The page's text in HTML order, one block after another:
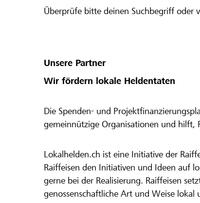
Überprüfe bitte deinen Suchbegriff oder
Unsere Partner
Wir fördern lokale Heldentaten
Die Spenden- und
gemeinnützige Organisationen und hilft,
Lokalhelden.ch ist eine Initiative der
Raiffeisen den Initiativen und Ideen auf
gerne bei der Realisierung. Raiffeisen
genossenschaftliche Art und Weise lokal